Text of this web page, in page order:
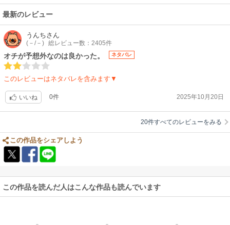
最新のレビュー
うんちさん
(－/－) 総レビュー数：2405件
オチが予想外なのは良かった。 ネタバレ
このレビューはネタバレを含みます▼
いいね 0件 2025年10月20日
20件すべてのレビューをみる
この作品をシェアしよう
この作品を読んだ人はこんな作品も読んでいます